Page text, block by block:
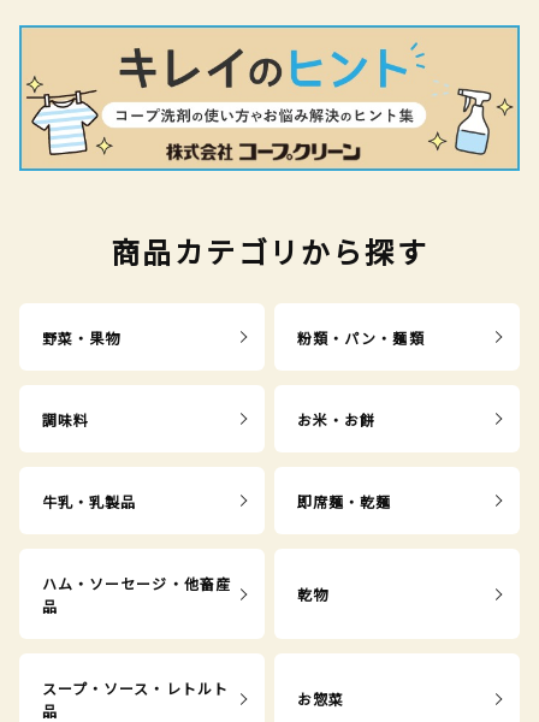
商品カテゴリから探す
野菜・果物 粉類・パン・麺類
調味料 お米・お餅
牛乳・乳製品 即席麺・乾麺
ハム・ソーセージ・他畜産
品
乾物
スープ・ソース・レトルト
品
お惣菜